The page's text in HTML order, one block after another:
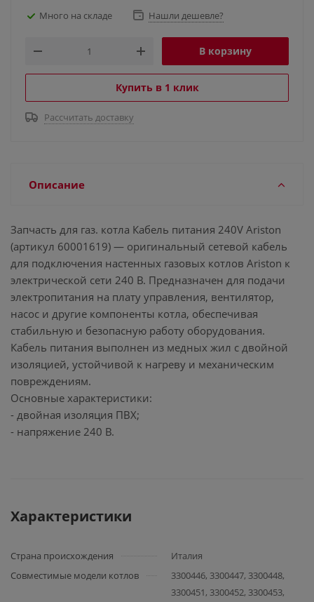
Много на складе Нашли дешевле?
В корзину
Купить в 1 клик
Рассчитать доставку
Описание
Запчасть для газ. котла Кабель питания 240V Ariston
(артикул 60001619) — оригинальный сетевой кабель
для подключения настенных газовых котлов Ariston к
электрической сети 240 В. Предназначен для подачи
электропитания на плату управления, вентилятор,
насос и другие компоненты котла, обеспечивая
стабильную и безопасную работу оборудования.
Кабель питания выполнен из медных жил с двойной
изоляцией, устойчивой к нагреву и механическим
повреждениям.
Основные характеристики:
- двойная изоляция ПВХ;
- напряжение 240 В.
Характеристики
Страна происхождения
Италия
Совместимые модели котлов
3300446, 3300447, 3300448,
3300451, 3300452, 3300453,